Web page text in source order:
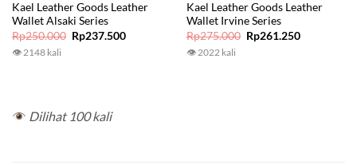
Kael Leather Goods Leather
Wallet Alsaki Series
Rp250.000 Original
price
Rp237.500Current
👁 2148 kali
Kael Leather Goods Leather
Wallet Irvine Series
Rp275.000 Original
price
Rp261.250Current
👁 2022 kali
Dilihat 100 kali